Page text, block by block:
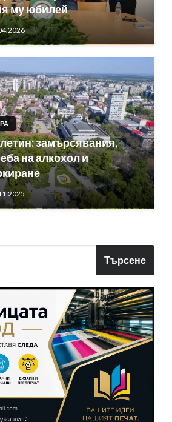
му юбилей
замърсявания,
на алкохол и
Търсене